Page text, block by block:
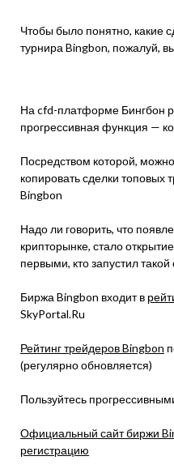
Чтобы было понятно, какие
турнира Bingbon, пожалуй,
На cfd-платформе Бингбон
прогрессивная функция —
Посредством которой,
копировать сделки
Bingbon
Надо ли говорить, что
крипторынке, стало
первыми, кто запустил такой
Биржа Bingbon входит в
SkyPortal.Ru
Рейтинг трейдеров Bingbon
(регулярно обновляется)
Пользуйтесь
Официальный сайт биржи
регистрацию